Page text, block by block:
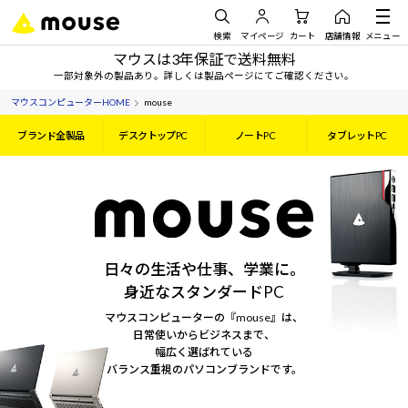
検索 マイページ カート 店舗情報 メニュー
マウスは3年保証で送料無料
一部対象外の製品あり。詳しくは製品ページにてご確認ください。
マウスコンピューターHOME mouse
ブランド全製品 デスクトップPC ノートPC タブレットPC
日々の生活や仕事、学業に。
身近なスタンダードPC
マウスコンピューターの『mouse』は、
日常使いからビジネスまで、
幅広く選ばれている
バランス重視のパソコンブランドです。